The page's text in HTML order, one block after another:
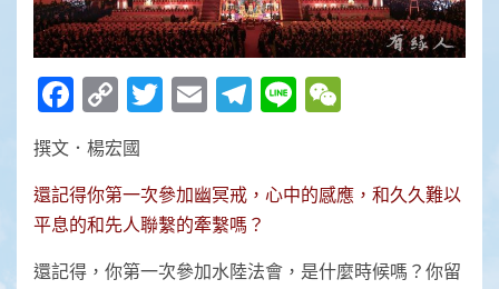
Facebook
Copy
Link
Twitter
EmailTelegram
Line
撰文．楊宏國
還記得你第一次參加幽冥戒，心中的感應，和久久難以
平息的和先人聯繫的牽繫嗎？
還記得，你第一次參加水陸法會，是什麼時候嗎？你留